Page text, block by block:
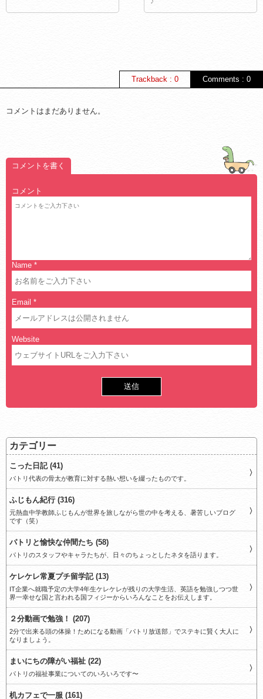
Comments : 0
Trackback : 0
コメントはまだありません。
コメントを書く
コメント
Name *
Email *
Website
カテゴリー
こった日記 (41)
パトリ代表の骨太が教育に対する熱い想いを綴ったものです。
ふじもん紀行 (316)
元熱血中学教師ふじもんが世界を旅しながら世の中を考える、暑苦しいブログ
です（笑）
パトリと愉快な仲間たち (58)
パトリのスタッフやキャラたちが、日々のちょっとしたネタを語ります。
ケレケレ常夏プチ留学記 (13)
IT企業へ就職予定の大学4年生ケレケレが残りの大学生活、英語を勉強しつつ世
界一幸せな国と言われる国フィジーからいろんなことをお伝えします。
２分動画で勉強！ (207)
2分で出来る頭の体操！ためになる動画「パトリ放送部」でステキに賢く大人に
なりましょう。
まいにちの障がい福祉 (22)
パトリの福祉事業についてのいろいろです〜
机カフェで一服 (161)